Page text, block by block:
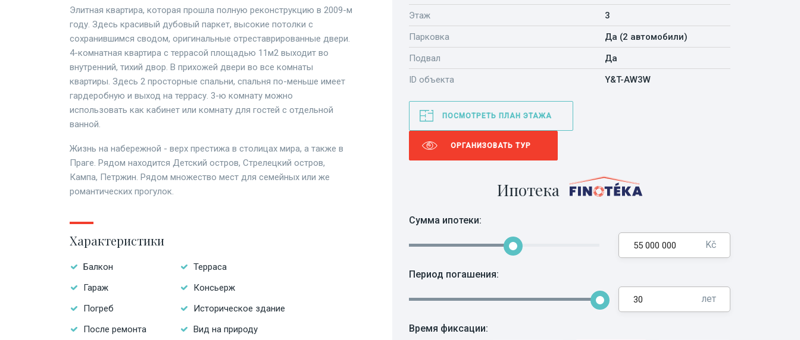
Этаж
3
Парковка
Да (2 автомобили)
Подвал
Да
ID объекта
Y&T-AW3W
ПОСМОТРЕТЬ ПЛАН ЭТАЖА
ОРГАНИЗОВАТЬ ТУР
Ипотека
Сумма ипотеки:
Kč
Период погашения:
лет
Время фиксации:
Элитная квартира, которая прошла полную реконструкцию в 2009-м
году. Здесь красивый дубовый паркет, высокие потолки с
сохранившимся сводом, оригинальные отреставрированные двери.
4-комнатная квартира с террасой площадью 11м2 выходит во
внутренний, тихий двор. В прихожей двери во все комнаты
квартиры. Здесь 2 просторные спальни, спальня по-меньше имеет
гардеробную и выход на террасу. 3-ю комнату можно
использовать как кабинет или комнату для гостей с отдельной
ванной.
Жизнь на набережной - верх престижа в столицах мира, а также в
Праге. Рядом находится Детский остров, Стрелецкий остров,
Кампа, Петржин. Рядом множество мест для семейных или же
романтических прогулок.
Характеристики
Балкон
Терраса
Гараж
Консьерж
Погреб
Историческое здание
После ремонта
Вид на природу